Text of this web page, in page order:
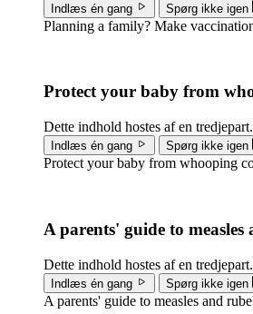
Indlæs én gang Spørg ikke igen
Planning a family? Make
Protect your baby from
Dette indhold hostes af en
Indlæs én gang Spørg ikke igen
Protect your baby from whooping
A parents' guide to
Dette indhold hostes af en
Indlæs én gang Spørg ikke igen
A parents' guide to measles and